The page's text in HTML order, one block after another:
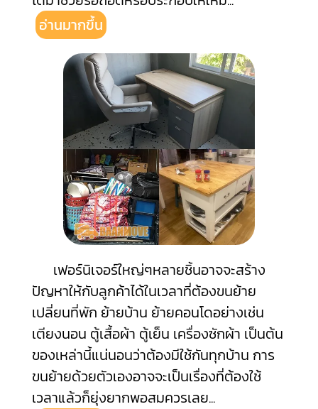
อ่านมากขึ้น
เฟอร์นิเจอร์ใหญ่ๆหลายชิ้นอาจจะสร้าง
ปัญหาให้กับลูกค้าได้ในเวลาที่ต้องขนย้าย
เปลี่ยนที่พัก ย้ายบ้าน ย้ายคอนโดอย่างเช่น
เตียงนอน ตู้เสื้อผ้า ตู้เย็น เครื่องซักผ้า เป็นต้น
ของเหล่านี้แน่นอนว่าต้องมีใช้กันทุกบ้าน การ
ขนย้ายด้วยตัวเองอาจจะเป็นเรื่องที่ต้องใช้
เวลาแล้วก็ยุ่งยากพอสมควรเลย...